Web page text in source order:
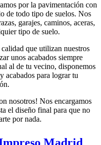
por la pavimentación con
de todo tipo de suelos. Nos
garajes, caminos, aceras,
tipo de suelo.
que utilizan nuestros
unos acabados siempre
al de tu vecino, disponemos
acabados para lograr tu
nosotros! Nos encargamos
el diseño final para que no
por nada.